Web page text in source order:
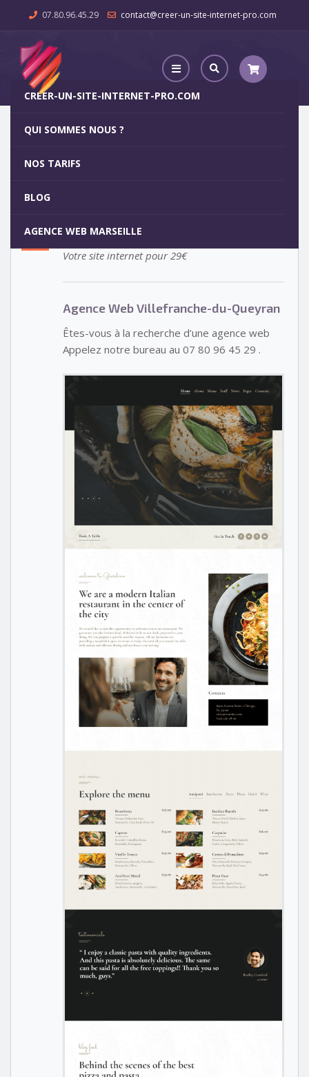
07.80.96.45.29 contact@creer-un-site-internet-pro.com
CREER-UN-SITE-INTERNET-PRO.COM
QUI SOMMES NOUS ?
NOS TARIFS
BLOG
AGENCE WEB MARSEILLE
Agence Web Villefranche-du-Queyran
5
Votre site internet pour 29€
Agence Web Villefranche-du-Queyran
Êtes-vous à la recherche d’une agence web
Appelez notre bureau au 07 80 96 45 29 .